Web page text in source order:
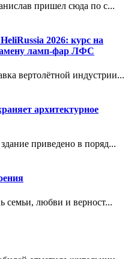
пришел сюда по с...
2026: курс на
ламп-фар ЛФС
вертолётной индустрии...
архитектурное
приведено в поряд...
семьи, любви и верност...